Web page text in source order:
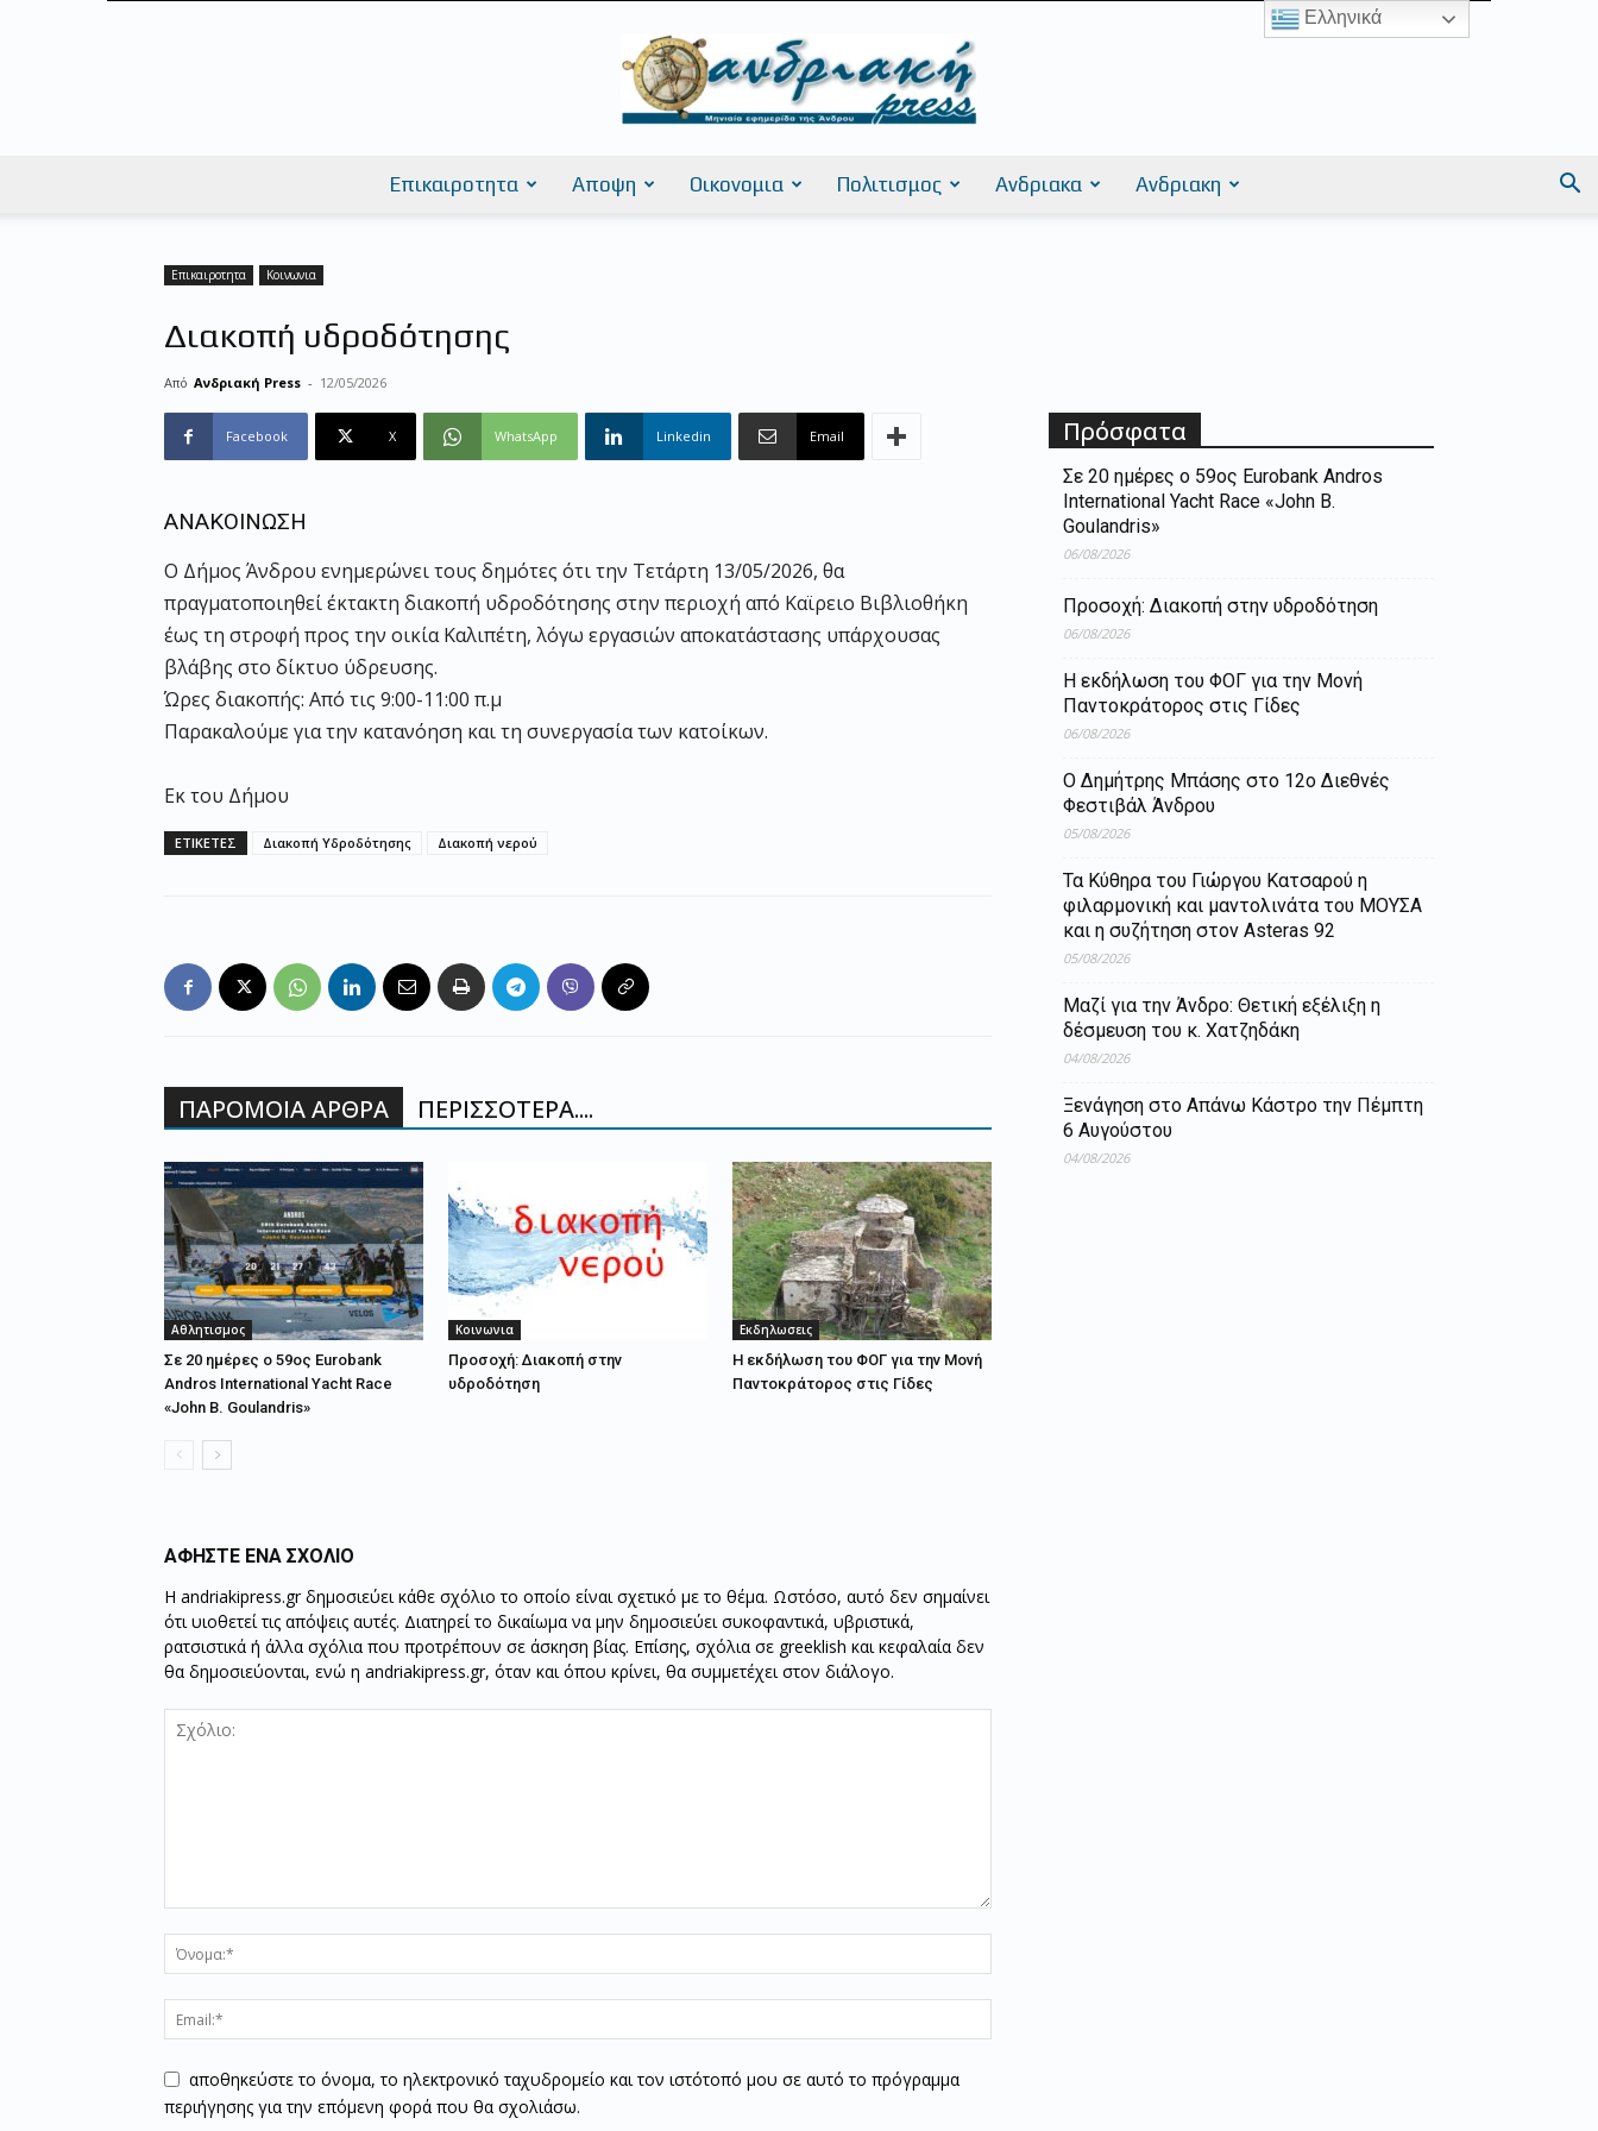
Επικαιροτητα Αποψη Οικονομια Πολιτισμος Ανδριακα Ανδριακη
Επικαιροτητα Κοινωνια
Διακοπή υδροδότησης
Από Ανδριακή Press - 12/05/2026
Facebook X WhatsApp Linkedin Email
ΑΝΑΚΟΙΝΩΣΗ
Ο Δήμος Άνδρου ενημερώνει τους δημότες ότι την Τετάρτη 13/05/2026, θα
πραγματοποιηθεί έκτακτη διακοπή υδροδότησης στην περιοχή από Καϊρειο Βιβλιοθήκη
έως τη στροφή προς την οικία Καλιπέτη, λόγω εργασιών αποκατάστασης υπάρχουσας
βλάβης στο δίκτυο ύδρευσης.
Ώρες διακοπής: Από τις 9:00-11:00 π.μ
Παρακαλούμε για την κατανόηση και τη συνεργασία των κατοίκων.
Εκ του Δήμου
ΕΤΙΚΕΤΕΣ Διακοπή Υδροδότησης Διακοπή νερού
ΠΑΡΟΜΟΙΑ ΑΡΘΡΑ ΠΕΡΙΣΣΟΤΕΡΑ....
Αθλητισμος
Σε 20 ημέρες ο 59ος Eurobank
Andros International Yacht Race
«John B. Goulandris»
Κοινωνια
Προσοχή: Διακοπή στην
υδροδότηση
Εκδηλωσεις
Η εκδήλωση του ΦΟΓ για την Μονή
Παντοκράτορος στις Γίδες
ΑΦΗΣΤΕ ΕΝΑ ΣΧΟΛΙΟ
Η andriakipress.gr δημοσιεύει κάθε σχόλιο το οποίο είναι σχετικό με το θέμα. Ωστόσο, αυτό δεν σημαίνει
ότι υιοθετεί τις απόψεις αυτές. Διατηρεί το δικαίωμα να μην δημοσιεύει συκοφαντικά, υβριστικά,
ρατσιστικά ή άλλα σχόλια που προτρέπουν σε άσκηση βίας. Επίσης, σχόλια σε greeklish και κεφαλαία δεν
θα δημοσιεύονται, ενώ η andriakipress.gr, όταν και όπου κρίνει, θα συμμετέχει στον διάλογο.
αποθηκεύστε το όνομα, το ηλεκτρονικό ταχυδρομείο και τον ιστότοπό μου σε αυτό το πρόγραμμα
περιήγησης για την επόμενη φορά που θα σχολιάσω.
Πρόσφατα
Σε 20 ημέρες ο 59ος Eurobank Andros
International Yacht Race «John B.
Goulandris»
06/08/2026
Προσοχή: Διακοπή στην υδροδότηση
06/08/2026
Η εκδήλωση του ΦΟΓ για την Μονή
Παντοκράτορος στις Γίδες
06/08/2026
Ο Δημήτρης Μπάσης στο 12ο Διεθνές
Φεστιβάλ Άνδρου
05/08/2026
Τα Κύθηρα του Γιώργου Κατσαρού η
φιλαρμονική και μαντολινάτα του ΜΟΥΣΑ
και η συζήτηση στον Asteras 92
05/08/2026
Μαζί για την Άνδρο: Θετική εξέλιξη η
δέσμευση του κ. Χατζηδάκη
04/08/2026
Ξενάγηση στο Απάνω Κάστρο την Πέμπτη
6 Αυγούστου
04/08/2026
Ελληνικά